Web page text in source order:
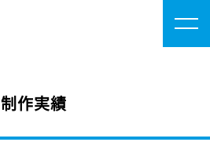
制作実績